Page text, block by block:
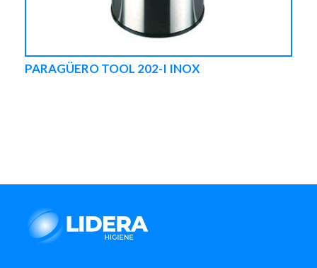
PARAGÜERO TOOL 202-I INOX